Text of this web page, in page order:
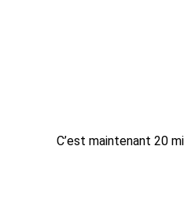
C’est maintenant 20